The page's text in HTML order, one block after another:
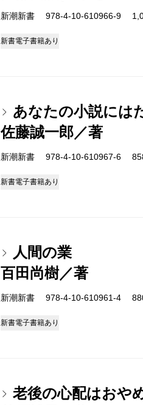
新潮新書 978-4-10-610966-9
新書電子書籍あり
あなたの小説には
佐藤誠一郎／著
新潮新書 978-4-10-610967-6
新書電子書籍あり
人間の業
百田尚樹／著
新潮新書 978-4-10-610961-4
新書電子書籍あり
老後の心配はおや